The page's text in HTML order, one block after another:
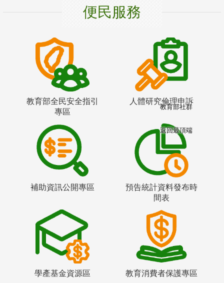
便民服務
教育部全民安全指引
專區
人體研究倫理申訴
補助資訊公開專區
預告統計資料發布時
間表
學產基金資源區 教育消費者保護專區
教育部社群
返回最頂端